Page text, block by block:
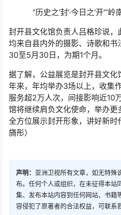
“历史之‘封’·今日之‘开’”
封开县文化馆负责人吕格珍说，
均来自县内外的摄影、诗歌和书
30至5月30日，为期1个月。
据了解，公益展览是封开县文化
年来，年均举办3场以上，收集
服务超2万人次，间接影响近10
馆将继续肩负文化使命，举办更
全方位展示封开形象，讲好新
旖彤）
声明： 亚洲卫视所有文章，如无特殊
布。任何个人或组织，在未征得本站
集、发布本站内容到任何网站、书籍
容侵犯了原著者的合法权益，可联系